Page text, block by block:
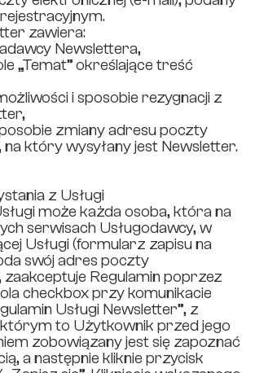
zawiera:
Newslettera,
„Temat” określające treść
i sposobie rezygnacji z
zmiany adresu poczty
który wysyłany jest Newsletter.
z Usługi
może każda osoba, która na
serwisach Usługodawcy, w
Usługi (formularz zapisu na
swój adres poczty
Regulamin poprzez
checkbox przy komunikacie
Usługi Newsletter”, z
to Użytkownik przed jego
zobowiązany jest się zapoznać
a następnie kliknie przycisk